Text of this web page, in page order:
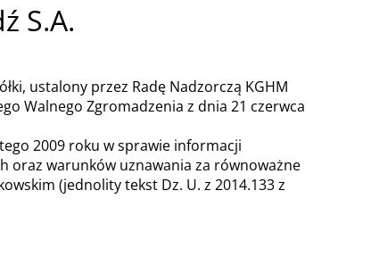
S.A.
ustalony przez Radę Nadzorczą KGHM
Walnego Zgromadzenia z dnia 21 czerwca
2009 roku w sprawie informacji
oraz warunków uznawania za równoważne
(jednolity tekst Dz. U. z 2014.133 z